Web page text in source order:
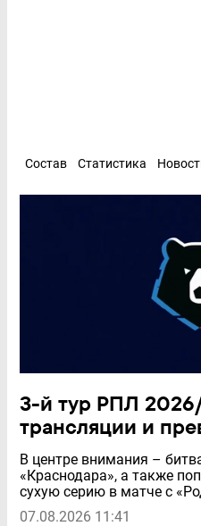
Состав Статистика
3-й тур РПЛ
трансляции и
В центре внимания –
«Краснодара», а также
сухую серию в матче с
07.08.2026 11:41